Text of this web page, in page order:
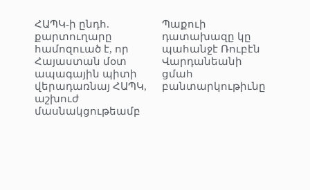
ՀԱՊԿ-ի ընդհ.
քարտուղարը
համոզուած է, որ
Հայաստան մօտ
ապագային պիտի
վերադառնայ ՀԱՊԿ,
աշխուժ
մասնակցութեամբ
Պաքուի
դատախազը կը
պահանջէ Ռուբէն
Վարդանեանի
ցմահ
բանտարկութիւնը